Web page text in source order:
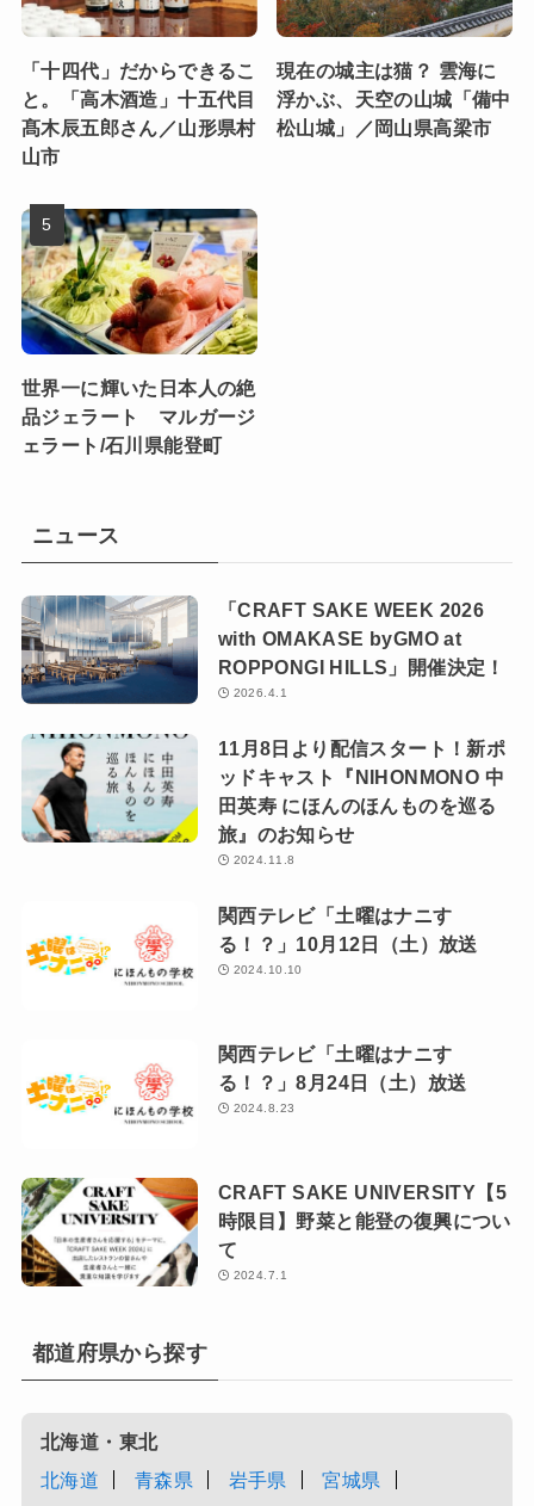
「十四代」だからできるこ
と。「高木酒造」十五代目
髙木辰五郎さん／山形県村
山市
現在の城主は猫？ 雲海に
浮かぶ、天空の山城「備中
松山城」／岡山県高梁市
世界一に輝いた日本人の絶
品ジェラート マルガージ
ェラート/石川県能登町
ニュース
「CRAFT SAKE WEEK 2026
with OMAKASE byGMO at
ROPPONGI HILLS」開催決定！
2026.4.1
11月8日より配信スタート！新ポ
ッドキャスト『NIHONMONO 中
田英寿 にほんのほんものを巡る
旅』のお知らせ
2024.11.8
関西テレビ「土曜はナニす
る！？」10月12日（土）放送
2024.10.10
関西テレビ「土曜はナニす
る！？」8月24日（土）放送
2024.8.23
CRAFT SAKE UNIVERSITY【5
時限目】野菜と能登の復興につい
て
2024.7.1
都道府県から探す
北海道・東北
北海道
青森県 岩手県
宮城県